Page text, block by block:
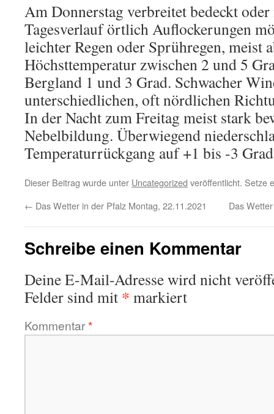
Am Donnerstag verbreitet bedeckt
Tagesverlauf örtlich Auflockerungen
leichter Regen oder Sprühregen, meist
Höchsttemperatur zwischen 2 und 5
Bergland 1 und 3 Grad. Schwacher
unterschiedlichen, oft nördlichen
In der Nacht zum Freitag meist stark
Nebelbildung. Überwiegend
Temperaturrückgang auf +1 bis -3
Dieser Beitrag wurde unter Uncategorized veröffentlicht. Setze
← Das Wetter in der Pfalz Montag, 22.11.2021 Das
Schreibe einen Kommentar
Deine E-Mail-Adresse wird nicht
Felder sind mit * markiert
Kommentar*